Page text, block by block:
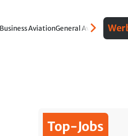
Business AviationGeneral Aviation
Top-Jobs